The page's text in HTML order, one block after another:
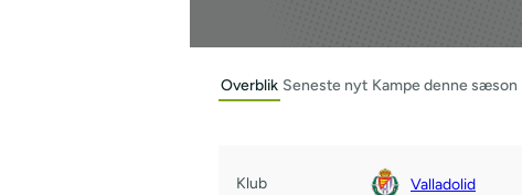
Overblik Seneste nyt Kampe denne sæson
Klub Valladolid